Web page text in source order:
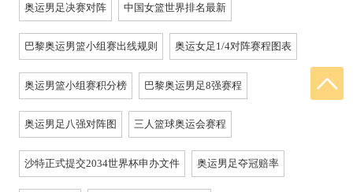
奥运男足决赛对阵 中国女篮世界排名最新
巴黎奥运男篮小组赛出线规则 奥运女足1/4对阵赛程图表
奥运男篮小组赛积分榜 巴黎奥运男足8强赛程
奥运男足八强对阵图 三人篮球奥运会赛程
沙特正式提交2034世界杯申办文件 奥运男足夺冠赔率